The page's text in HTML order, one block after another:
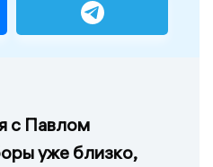
с Павлом
уже близко,